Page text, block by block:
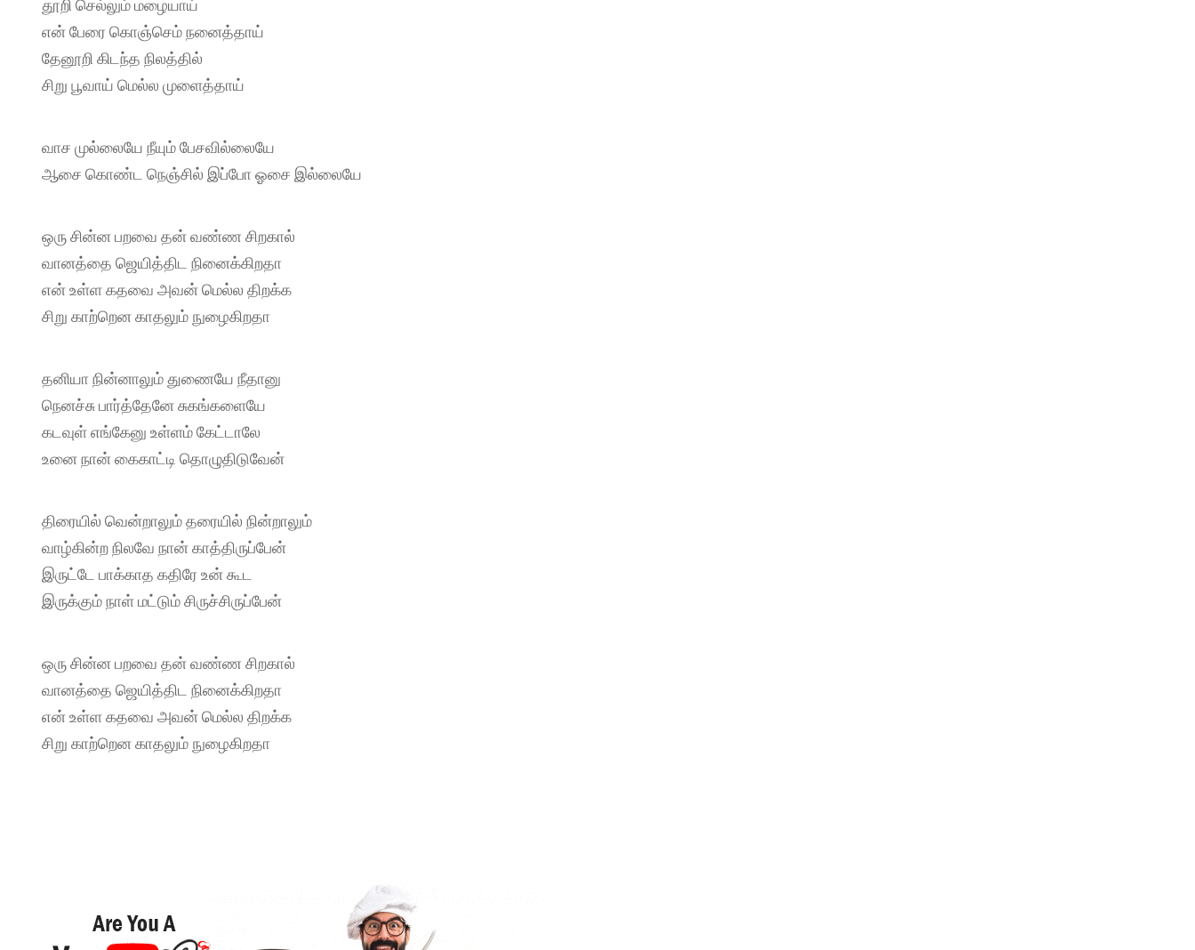
தூறி செல்லும் மழையாய்
என் பேரை கொஞ்செம் நனைத்தாய்
தேனூறி கிடந்த நிலத்தில்
சிறு பூவாய் மெல்ல முளைத்தாய்
வாச முல்லையே நீயும் பேசவில்லையே
ஆசை கொண்ட நெஞ்சில் இப்போ ஓசை இல்லையே
ஒரு சின்ன பறவை தன் வண்ண சிறகால்
வானத்தை ஜெயித்திட நினைக்கிறதா
என் உள்ள கதவை அவன் மெல்ல திறக்க
சிறு காற்றென காதலும் நுழைகிறதா
தனியா நின்னாலும் துணையே நீதானு
நெனச்சு பார்த்தேனே சுகங்களையே
கடவுள் எங்கேனு உள்ளம் கேட்டாலே
உனை நான் கைகாட்டி தொழுதிடுவேன்
திரையில் வென்றாலும் தரையில் நின்றாலும்
வாழ்கின்ற நிலவே நான் காத்திருப்பேன்
இருட்டே பாக்காத கதிரே உன் கூட
இருக்கும் நாள் மட்டும் சிருச்சிருப்பேன்
ஒரு சின்ன பறவை தன் வண்ண சிறகால்
வானத்தை ஜெயித்திட நினைக்கிறதா
என் உள்ள கதவை அவன் மெல்ல திறக்க
சிறு காற்றென காதலும் நுழைகிறதா